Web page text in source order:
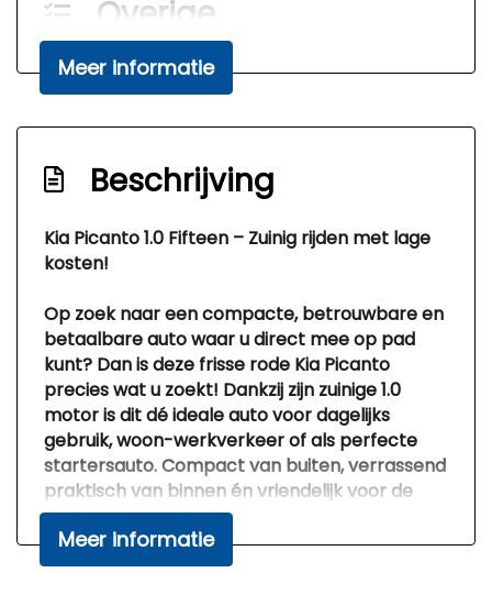
Overige
Anti blokkeer systeem
Bestuurdersairbag
Elektronische remkrachtverdeling
Passagiersairbag
Meer informatie
Beschrijving
Kia Picanto 1.0 Fifteen – Zuinig rijden met lage
kosten!
Op zoek naar een compacte, betrouwbare en
betaalbare auto waar u direct mee op pad
kunt? Dan is deze frisse rode Kia Picanto
precies wat u zoekt! Dankzij zijn zuinige 1.0
motor is dit dé ideale auto voor dagelijks
gebruik, woon-werkverkeer of als perfecte
startersauto. Compact van buiten, verrassend
praktisch van binnen én vriendelijk voor de
portemonnee.
Deze Kia Picanto rijdt, schakelt en stuurt
prettig en heeft een kilometerstand van
Meer informatie